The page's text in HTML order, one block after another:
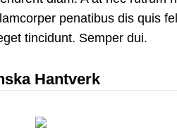
penatibus dis quis
tincidunt. Semper dui.
Hantverk